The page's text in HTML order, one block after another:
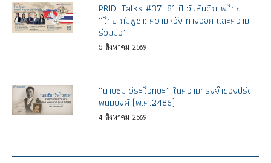
PRIDI Talks #37: 81 ปี วันสันติภาพไทย
“ไทย-กัมพูชา: ความหวัง ทางออก และความ
ร่วมมือ”
5 สิงหาคม 2569
“นายซิม วีระไวทยะ” ในความทรงจำของปรีดี
พนมยงค์ (พ.ศ.2486)
4 สิงหาคม 2569